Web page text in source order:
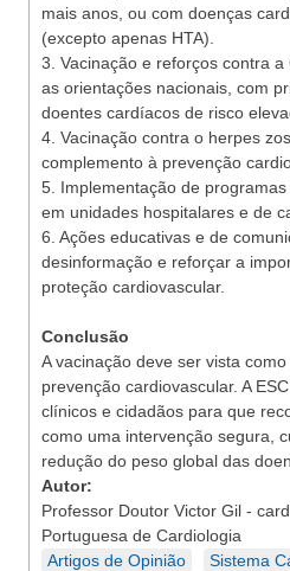
mais anos, ou com doenças
(excepto apenas HTA).
3. Vacinação e reforços contra
as orientações nacionais, com
doentes cardíacos de risco
4. Vacinação contra o herpes
complemento à prevenção
5. Implementação de
em unidades hospitalares e de
6. Ações educativas e de
desinformação e reforçar a
proteção cardiovascular.
Conclusão
A vacinação deve ser vista
prevenção cardiovascular. A
clínicos e cidadãos para que
como uma intervenção segura,
redução do peso global das
Autor:
Professor Doutor Victor Gil -
Portuguesa de Cardiologia
Artigos de Opinião
Sistema